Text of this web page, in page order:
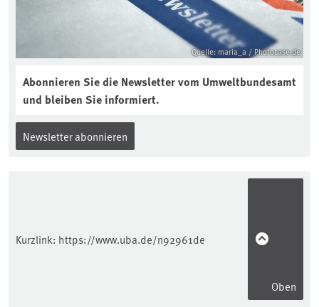
Quelle: maria_a / Photocase.de
Abonnieren Sie die Newsletter vom Umweltbundesamt
und bleiben Sie informiert.
Newsletter abonnieren
Kurzlink: https://www.uba.de/n92961de
Oben